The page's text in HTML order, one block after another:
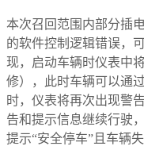
本次召回范围内部分插
的软件控制逻辑错误，
现，启动车辆时仪表中
修），此时车辆可以通
时，仪表将再次出现警
告和提示信息继续行驶
提示“安全停车”且车辆